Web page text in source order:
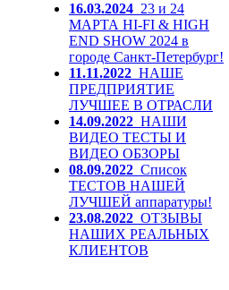
16.03.2024 23 и 24
МАРТА HI-FI & HIGH
END SHOW 2024 в
городе Санкт-Петербург!
11.11.2022 НАШЕ
ПРЕДПРИЯТИЕ
ЛУЧШЕЕ В ОТРАСЛИ
14.09.2022 НАШИ
ВИДЕО ТЕСТЫ И
ВИДЕО ОБЗОРЫ
08.09.2022 Список
ТЕСТОВ НАШЕЙ
ЛУЧШЕЙ аппаратуры!
23.08.2022 ОТЗЫВЫ
НАШИХ РЕАЛЬНЫХ
КЛИЕНТОВ